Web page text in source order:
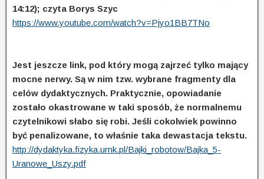
14:12); czyta Borys Szyc
https://www.youtube.com/watch?v=Pjyo1BB7TNo
Jest jeszcze link, pod który mogą zajrzeć tylko mający
mocne nerwy. Są w nim tzw. wybrane fragmenty dla
celów dydaktycznych. Praktycznie, opowiadanie
zostało okastrowane w taki sposób, że normalnemu
czytelnikowi słabo się robi. Jeśli cokolwiek powinno
być penalizowane, to właśnie taka dewastacja tekstu.
http://dydaktyka.fizyka.umk.pl/Bajki_robotow/Bajka_5-
Uranowe_Uszy.pdf